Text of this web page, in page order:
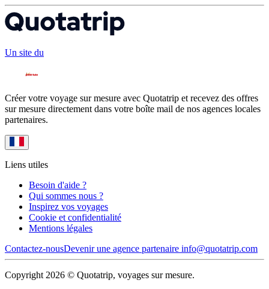
Un site du
Créer votre voyage sur mesure avec Quotatrip et recevez des offres
sur mesure directement dans votre boîte mail de nos agences locales
partenaires.
Liens utiles
Besoin d'aide ?
Qui sommes nous ?
Inspirez vos voyages
Cookie et confidentialité
Mentions légales
Contactez-nousDevenir une agence partenaire info@quotatrip.com
Copyright 2026 © Quotatrip, voyages sur mesure.